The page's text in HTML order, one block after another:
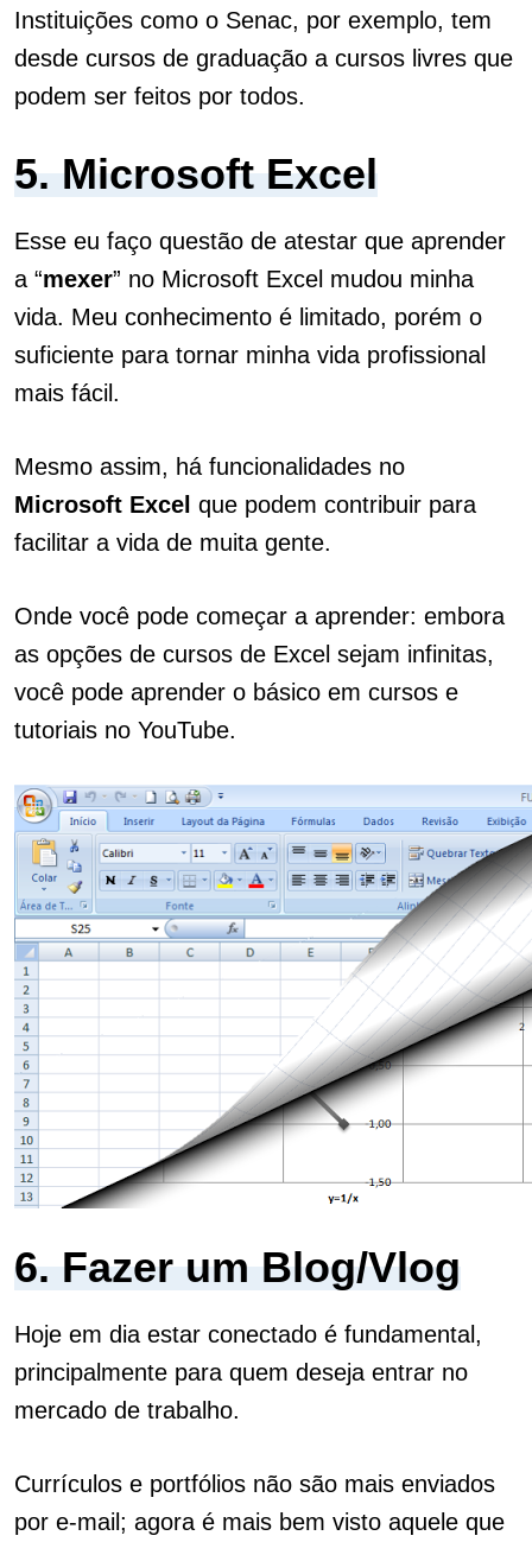
Instituições como o Senac, por exemplo, tem
desde cursos de graduação a cursos livres que
podem ser feitos por todos.
5. Microsoft Excel
Esse eu faço questão de atestar que aprender
a “mexer” no Microsoft Excel mudou minha
vida. Meu conhecimento é limitado, porém o
suficiente para tornar minha vida profissional
mais fácil.
Mesmo assim, há funcionalidades no
Microsoft Excel que podem contribuir para
facilitar a vida de muita gente.
Onde você pode começar a aprender: embora
as opções de cursos de Excel sejam infinitas,
você pode aprender o básico em cursos e
tutoriais no YouTube.
6. Fazer um Blog/Vlog
Hoje em dia estar conectado é fundamental,
principalmente para quem deseja entrar no
mercado de trabalho.
Currículos e portfólios não são mais enviados
por e-mail; agora é mais bem visto aquele que